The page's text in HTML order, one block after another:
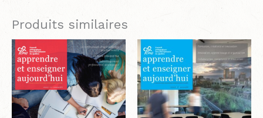
Produits similaires
Plage
de
prix :
12.50$
à
21.50$
Ce
produit
a
plusieurs
variations.
Les